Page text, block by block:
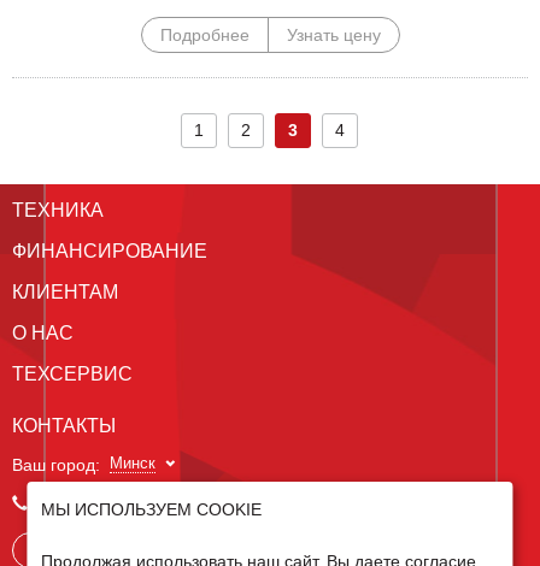
Подробнее Узнать цену
1 2 3 4
ТЕХНИКА
ФИНАНСИРОВАНИЕ
КЛИЕНТАМ
О НАС
ТЕХСЕРВИС
КОНТАКТЫ
Ваш город: Минск
+375 29 238 97 34
МЫ ИСПОЛЬЗУЕМ COOKIE
Продолжая использовать наш сайт, Вы даете согласие